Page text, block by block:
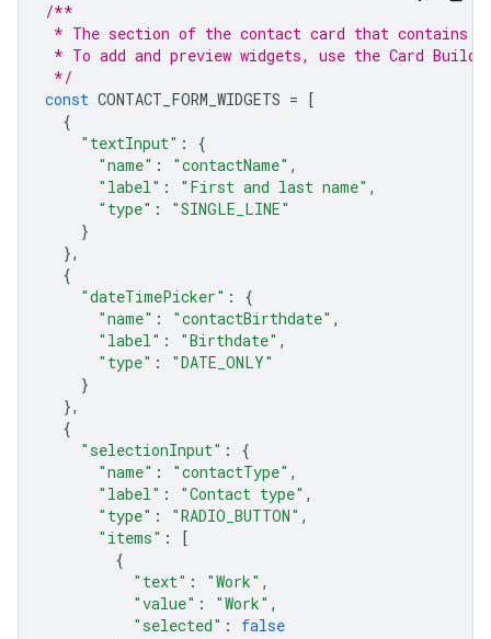
/**
* The section of the contact card that contains
* To add and preview widgets, use the Card
*/
const CONTACT_FORM_WIDGETS = [
{
"textInput" :
{
"name" : "contactName" ,
"label" : "First and last name" ,
"type" :
"SINGLE_LINE"
}
},
{
"dateTimePicker" :
{
"name" : "contactBirthdate" ,
"label" : "Birthdate" ,
"type" :
"DATE_ONLY"
}
},
{
"selectionInput" :
{
"name" : "contactType" ,
"label" : "Contact type" ,
"type" : "RADIO_BUTTON" ,
"items" :
[
{
"text" : "Work" ,
"value" : "Work" ,
"selected" :
false